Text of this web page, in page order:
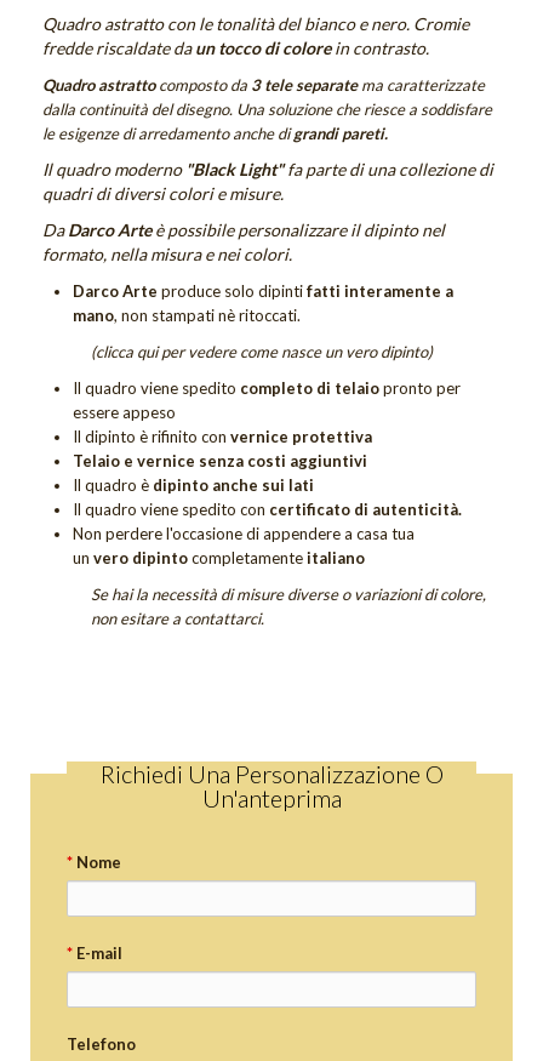
Quadri Sogno
Quadri Unici
Tutti i quadri figurativi
DIPINTI SACRI
DIPINTI DI FIORI
Quadri Tulipani
GIFT CARD
OUTLET
Quadro astratto con le tonalità del bianco e nero. Cromie
fredde riscaldate daun tocco di colorein contrasto.
Quadro astrattocomposto da 3 tele separatema caratterizzate
dalla continuità del disegno. Una soluzione che riesce a soddisfare
le esigenze di arredamento anche digrandi pareti.
Il quadro moderno "Black Light"fa parte di una collezione di
quadri di diversi colori e misure.
DaDarco Arteè possibile personalizzare il dipinto nel
formato, nella misura e nei colori.
Darco Arte produce solo dipintifatti interamente a
mano, non stampati nè ritoccati.
(clicca qui per vedere come nasce un vero dipinto)
Il quadro viene spedito completo di telaiopronto per
essere appeso
Il dipinto è rifinito con vernice protettiva
Telaio e vernice senza costi aggiuntivi
Il quadro è dipinto anche sui lati
Il quadro viene spedito con certificato di autenticità.
Non perderel'occasione di appendere a casa tua
un vero dipintocompletamenteitaliano
Se hai la necessità di misure diverse o variazioni di colore,
non esitare a contattarci.
Richiedi Una Personalizzazione O
Un'anteprima
* Nome
* E-mail
Telefono